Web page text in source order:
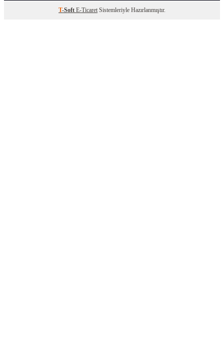
T-Soft E-Ticaret Sistemleriyle Hazırlanmıştır.